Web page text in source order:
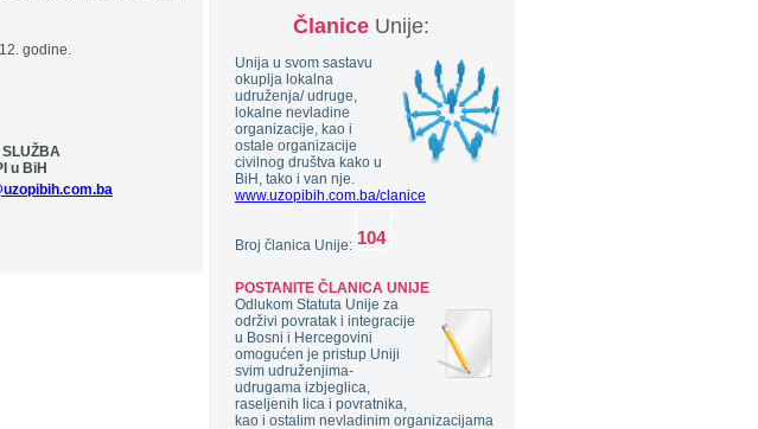
godine.
BiH
Članice Unije:
Unija u svom sastavu
okuplja lokalna
udruženja/ udruge,
lokalne nevladine
organizacije, kao i
ostale organizacije
civilnog društva kako u
BiH, tako i van nje.
www.uzopibih.com.ba/clanice
Broj članica Unije:
POSTANITE ČLANICA UNIJE
Odlukom Statuta Unije za
održivi povratak i integracije
u Bosni i Hercegovini
omogućen je pristup Uniji
svim udruženjima-
udrugama izbjeglica,
raseljenih lica i povratnika,
kao i ostalim nevladinim organizacijama